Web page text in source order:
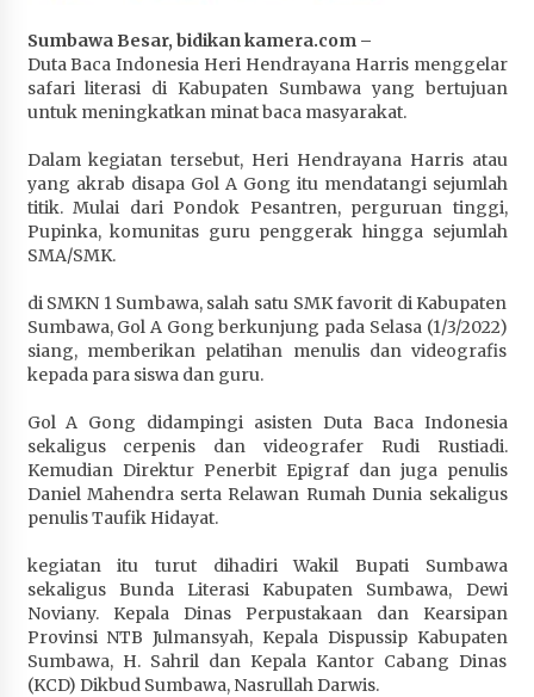
4 minggu ago
Wabup Ansori Apresiasi Rekomendasi dan
Pandangan Fraksi – Fraksi DPRD Sumbawa
4 minggu ago
Bupati Sumbawa Lepas 487 Atlet dari Berbagai
Cabor yang Akan Berjuang pada PORPROV XII
NTB 2026
BAZNAS Kabupaten Sumbawa Salurkan Bantuan
Program 100 Mustahik Per Desa di Desa Teluk
Santong
Dosen UTS Siap Kembangkan Inovasi Lewat
Pelatihan PDPP 2026 Bali
4 minggu ago
Terapkan “Polantas Menyapa”, Satlantas Polres
Sumbawa Berupaya Wujudkan Pelayanan
Kepolisian yang Profesional
4 minggu ago
Capaian Program Pemerintah Kabupaten
Sumbawa Besar, bidikan kamera.com –
Duta Baca Indonesia Heri Hendrayana Harris menggelar
safari literasi di Kabupaten Sumbawa yang bertujuan
untuk meningkatkan minat baca masyarakat.
Dalam kegiatan tersebut, Heri Hendrayana Harris atau
yang akrab disapa Gol A Gong itu mendatangi sejumlah
titik. Mulai dari Pondok Pesantren, perguruan tinggi,
Pupinka, komunitas guru penggerak hingga sejumlah
SMA/SMK.
di SMKN 1 Sumbawa, salah satu SMK favorit di Kabupaten
Sumbawa, Gol A Gong berkunjung pada Selasa (1/3/2022)
siang, memberikan pelatihan menulis dan videografis
kepada para siswa dan guru.
Gol A Gong didampingi asisten Duta Baca Indonesia
sekaligus cerpenis dan videografer Rudi Rustiadi.
Kemudian Direktur Penerbit Epigraf dan juga penulis
Daniel Mahendra serta Relawan Rumah Dunia sekaligus
penulis Taufik Hidayat.
kegiatan itu turut dihadiri Wakil Bupati Sumbawa
sekaligus Bunda Literasi Kabupaten Sumbawa, Dewi
Noviany. Kepala Dinas Perpustakaan dan Kearsipan
Provinsi NTB Julmansyah, Kepala Dispussip Kabupaten
Sumbawa, H. Sahril dan Kepala Kantor Cabang Dinas
(KCD) Dikbud Sumbawa, Nasrullah Darwis.